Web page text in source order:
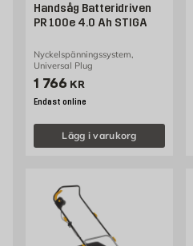
Handsåg Batteridriven
PR 100e 4.0 Ah STIGA
Nyckelspänningssystem,
Universal Plug
Pris 1766 kr
1 766 KR
Endast online
Lägg i varukorg